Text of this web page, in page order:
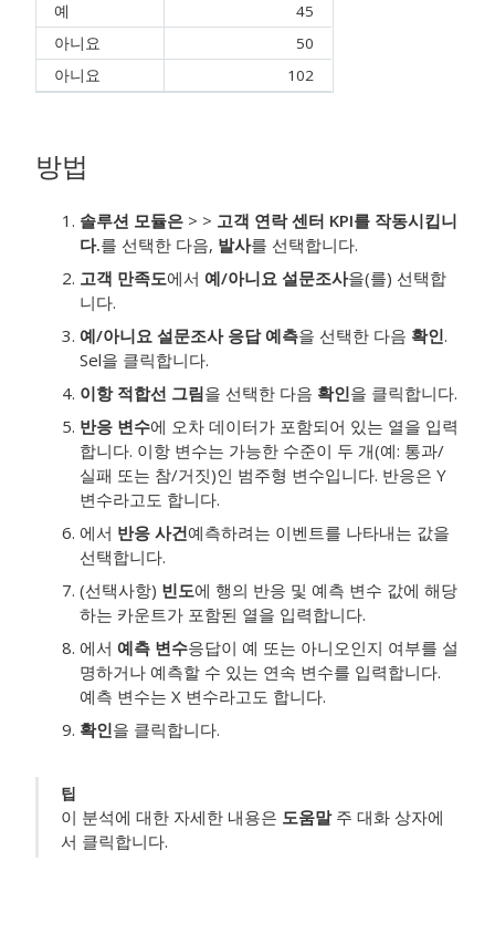
예
45
아니요
50
아니요
102
방법
솔루션 모듈은 > > 고객 연락 센터 KPI를 작동시킵니
다.를 선택한 다음, 발사를 선택합니다.
고객 만족도에서 예/아니요 설문조사을(를) 선택합
니다.
예/아니요 설문조사 응답 예측을 선택한 다음 확인.
Sel을 클릭합니다.
이항 적합선 그림을 선택한 다음 확인을 클릭합니다.
반응 변수에 오차 데이터가 포함되어 있는 열을 입력
합니다. 이항 변수는 가능한 수준이 두 개(예: 통과/
실패 또는 참/거짓)인 범주형 변수입니다. 반응은 Y
변수라고도 합니다.
에서 반응 사건예측하려는 이벤트를 나타내는 값을
선택합니다.
(선택사항) 빈도에 행의 반응 및 예측 변수 값에 해당
하는 카운트가 포함된 열을 입력합니다.
에서 예측 변수응답이 예 또는 아니오인지 여부를 설
명하거나 예측할 수 있는 연속 변수를 입력합니다.
예측 변수는 X 변수라고도 합니다.
확인을 클릭합니다.
팁
이 분석에 대한 자세한 내용은 도움말주 대화 상자에
서 클릭합니다.